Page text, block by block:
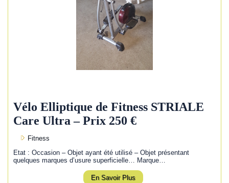
Vélo Elliptique de Fitness STRIALE
Care Ultra – Prix 250 €
Fitness
Etat : Occasion – Objet ayant été utilisé – Objet présentant
quelques marques d’usure superficielle… Marque…
En Savoir Plus